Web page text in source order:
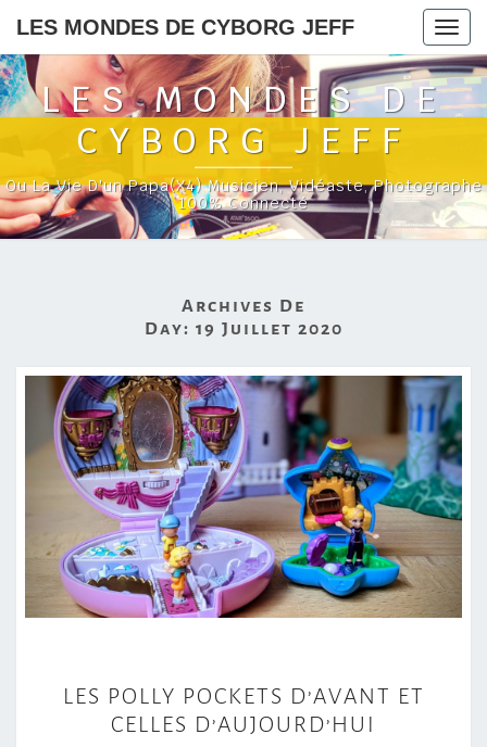
LES MONDES DE CYBORG JEFF
LES MONDES DE
CYBORG JEFF
Ou La Vie D'un Papa(x4) Musicien, Vidéaste, Photographe
100% Connecté
Archives De
Day: 19 Juillet 2020
E
S
LES POLLY POCKETS D’AVANT ET
CELLES D’AUJOURD’HUI